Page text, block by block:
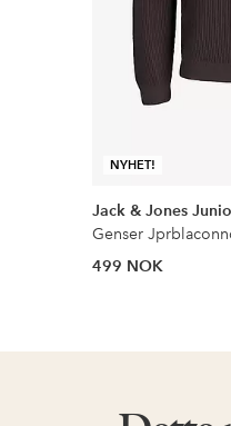
NYHET!
Jack & Jones
Genser
499 NOK